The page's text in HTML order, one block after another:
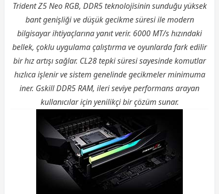
Trident Z5 Neo RGB, DDR5 teknolojisinin sunduğu yüksek
bant genişliği ve düşük gecikme süresi ile modern
bilgisayar ihtiyaçlarına yanıt verir. 6000 MT/s hızındaki
bellek, çoklu uygulama çalıştırma ve oyunlarda fark edilir
bir hız artışı sağlar. CL28 tepki süresi sayesinde komutlar
hızlıca işlenir ve sistem genelinde gecikmeler minimuma
iner. Gskill DDR5 RAM, ileri seviye performans arayan
kullanıcılar için yenilikçi bir çözüm sunar.